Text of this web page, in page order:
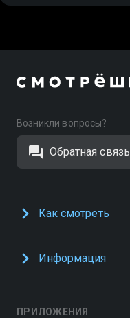
Возникли вопросы?
Обратная связь
Как смотреть
Информация
ПРИЛОЖЕНИЯ